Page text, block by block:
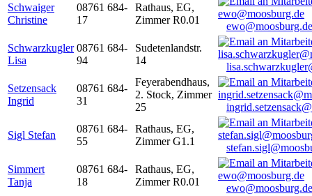
Schwaiger
Christine
08761 684-
17
Rathaus, EG,
Zimmer R0.01
ewo@moosburg.de
Schwarzkugler
Lisa
08761 684-
94
Sudetenlandstr.
14
Setzensack
Ingrid
08761 684-
31
Feyerabendhaus,
2. Stock, Zimmer
25
Sigl Stefan
08761 684-
55
Rathaus, EG,
Zimmer G1.1
Simmert
Tanja
08761 684-
18
Rathaus, EG,
Zimmer R0.01
ewo@moosburg.de